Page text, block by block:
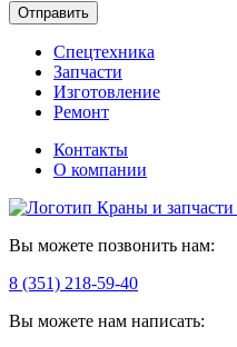
Отправить
Спецтехника
Запчасти
Изготовление
Ремонт
Контакты
О компании
Вы можете позвонить нам:
8 (351) 218-59-40
Вы можете нам написать: